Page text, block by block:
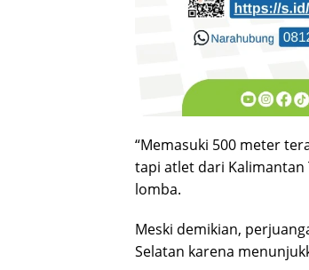
“Memasuki 500 meter
tapi atlet dari Kalimantan
lomba.
Meski demikian,
Selatan karena